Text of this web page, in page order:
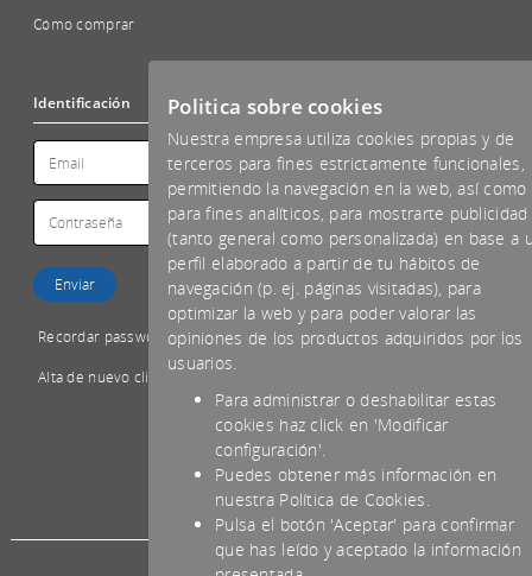
Cómo comprar
Identificación
Recordar password
Alta de nuevo cliente
*IVA NO INCLUIDO
Politica sobre cookies
Nuestra empresa utiliza cookies propias y de
terceros para fines estrictamente funcionales,
permitiendo la navegación en la web, así como
para fines analíticos, para mostrarte publicidad
(tanto general como personalizada) en base a
perfil elaborado a partir de tu hábitos de
navegación (p. ej. páginas visitadas), para
optimizar la web y para poder valorar las
opiniones de los productos adquiridos por los
usuarios.
Para administrar o deshabilitar estas
cookies haz click en 'Modificar
configuración'.
Puedes obtener más información en
nuestra Política de Cookies.
Pulsa el botón 'Aceptar' para confirmar
que has leído y aceptado la información